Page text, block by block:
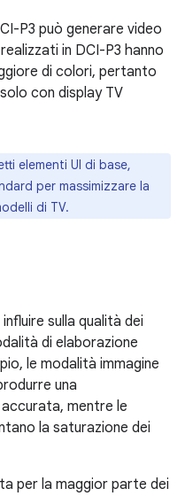
P3 può generare video
in DCI-P3 hanno
di colori, pertanto
con display TV
elementi UI di base,
per massimizzare la
di TV.
sulla qualità dei
di elaborazione
le modalità immagine
una
mentre le
la saturazione dei
per la maggior parte dei